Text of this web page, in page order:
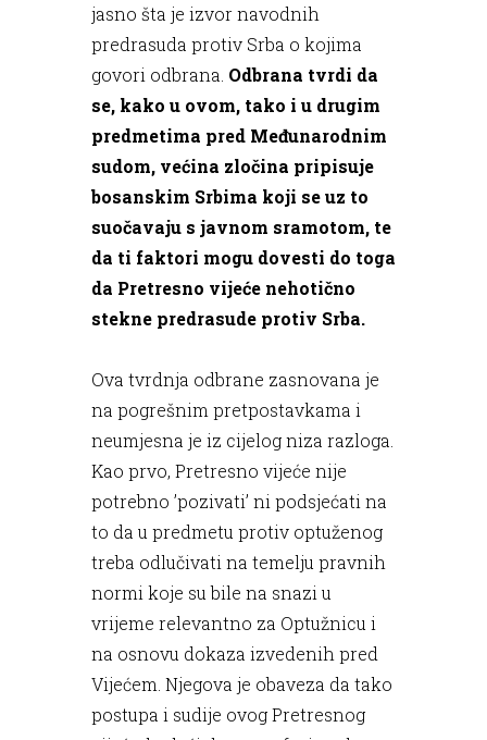
jasno šta je izvor navodnih
predrasuda protiv Srba o kojima
govori odbrana. Odbrana tvrdi da
se, kako u ovom, tako i u drugim
predmetima pred Međunarodnim
sudom, većina zločina pripisuje
bosanskim Srbima koji se uz to
suočavaju s javnom sramotom, te
da ti faktori mogu dovesti do toga
da Pretresno vijeće nehotično
stekne predrasude protiv Srba.
Ova tvrdnja odbrane zasnovana je
na pogrešnim pretpostavkama i
neumjesna je iz cijelog niza razloga.
Kao prvo, Pretresno vijeće nije
potrebno ’pozivati’ ni podsjećati na
to da u predmetu protiv optuženog
treba odlučivati na temelju pravnih
normi koje su bile na snazi u
vrijeme relevantno za Optužnicu i
na osnovu dokaza izvedenih pred
Vijećem. Njegova je obaveza da tako
postupa i sudije ovog Pretresnog